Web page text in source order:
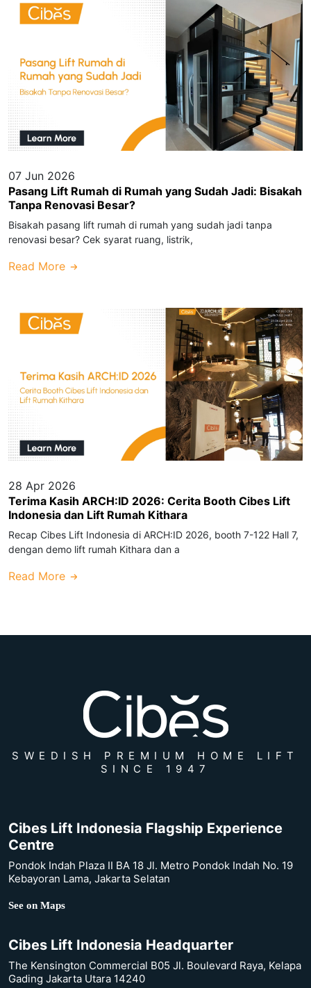
07 Jun 2026
Pasang Lift Rumah di Rumah yang Sudah Jadi: Bisakah
Tanpa Renovasi Besar?
Bisakah pasang lift rumah di rumah yang sudah jadi tanpa
renovasi besar? Cek syarat ruang, listrik,
Read More
28 Apr 2026
Terima Kasih ARCH:ID 2026: Cerita Booth Cibes Lift
Indonesia dan Lift Rumah Kithara
Recap Cibes Lift Indonesia di ARCH:ID 2026, booth 7-122 Hall 7,
dengan demo lift rumah Kithara dan a
Read More
SWEDISH PREMIUM HOME LIFT
SINCE 1947
Cibes Lift Indonesia Flagship Experience
Centre
Pondok Indah Plaza II BA 18 Jl. Metro Pondok Indah No. 19
Kebayoran Lama, Jakarta Selatan
See on Maps
Cibes Lift Indonesia Headquarter
The Kensington Commercial B05 Jl. Boulevard Raya, Kelapa
Gading Jakarta Utara 14240